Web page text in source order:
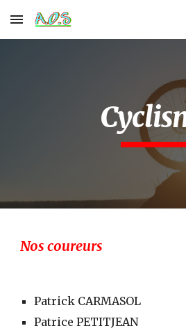
Skip to main content
Nos coureurs
Patrick CARMASOL
Patrice PETITJEAN